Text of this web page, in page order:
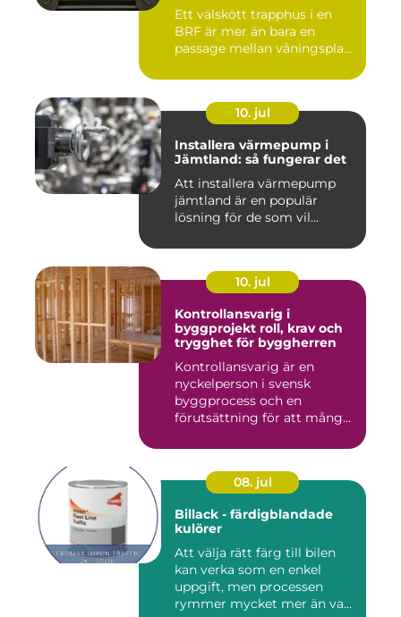
Ett välskött trapphus i en
BRF är mer än bara en
passage mellan våningspla...
10. jul
Installera värmepump i
Jämtland: så fungerar det
Att installera värmepump
jämtland är en populär
lösning för de som vil...
10. jul
Kontrollansvarig i
byggprojekt roll, krav och
trygghet för byggherren
Kontrollansvarig är en
nyckelperson i svensk
byggprocess och en
förutsättning för att många
08. jul
Billack - färdigblandade
kulörer
Att välja rätt färg till bilen
kan verka som en enkel
uppgift, men processen
rymmer mycket mer än va...